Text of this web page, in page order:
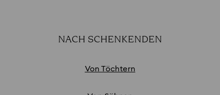
NACH SCHENKENDEN
Von Töchtern